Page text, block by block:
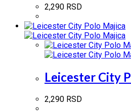
2,290 RSD
Leicester City
2,290 RSD